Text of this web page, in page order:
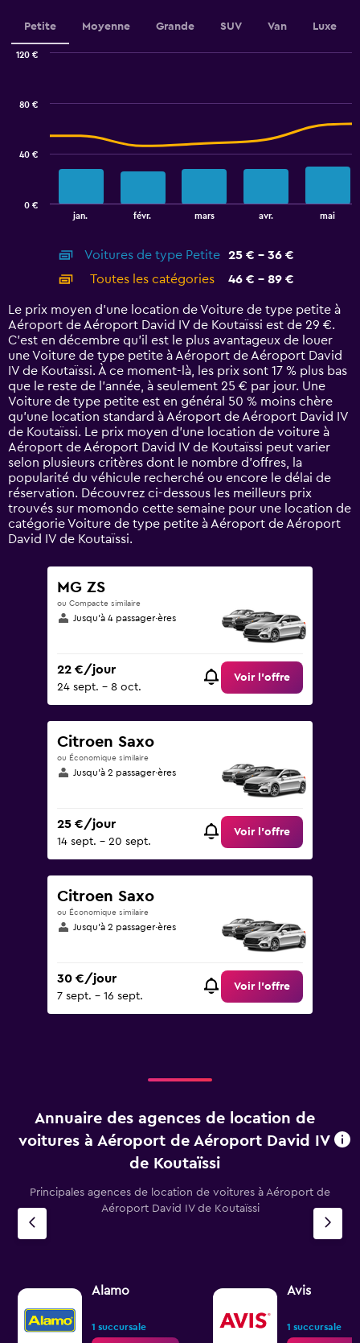
displaying
values.
Range:
48.
Petite Moyenne Grande SUV Van Luxe
displaying
categories.
14
categories.
The
chart
has
1
Y
axis
displaying
values.
Range:
0
to
120.
jan. févr. mars avr. mai
0 €
40 €
80 €
120 €
Voitures de type Petite
25 € - 36 €
Toutes les catégories
46 € - 89 €
Le prix moyen d’une location de Voiture de type petite à
Aéroport de Aéroport David IV de Koutaïssi est de 29 €.
C’est en décembre qu'il est le plus avantageux de louer
une Voiture de type petite à Aéroport de Aéroport David
IV de Koutaïssi. À ce moment-là, les prix sont 17 % plus bas
que le reste de l’année, à seulement 25 € par jour. Une
Voiture de type petite est en général 50 % moins chère
qu'une location standard à Aéroport de Aéroport David IV
de Koutaïssi. Le prix moyen d’une location de voiture à
Aéroport de Aéroport David IV de Koutaïssi peut varier
selon plusieurs critères dont le nombre d’offres, la
popularité du véhicule recherché ou encore le délai de
réservation. Découvrez ci-dessous les meilleurs prix
trouvés sur momondo cette semaine pour une location de
catégorie Voiture de type petite à Aéroport de Aéroport
David IV de Koutaïssi.
MG ZS
ou Compacte similaire
Jusqu’à 4 passager·ères
22 €/jour
24 sept. - 8 oct.
Voir l’offre
Citroen Saxo
ou Économique similaire
Jusqu’à 2 passager·ères
25 €/jour
14 sept. - 20 sept.
Voir l’offre
Citroen Saxo
ou Économique similaire
Jusqu’à 2 passager·ères
30 €/jour
7 sept. - 16 sept.
Voir l’offre
Annuaire des agences de location de
voitures à Aéroport de Aéroport David IV
de Koutaïssi
Principales agences de location de voitures à Aéroport de
Aéroport David IV de Koutaïssi
Alamo
1 succursale
Avis
1 succursale